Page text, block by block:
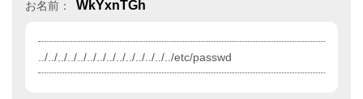
お名前：
WkYxnTGh
../../../../../../../../../../../../../../etc/passwd